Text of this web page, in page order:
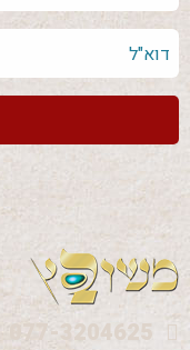
דוא"ל
077-3204625